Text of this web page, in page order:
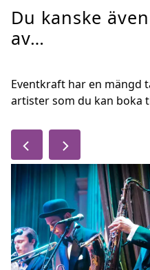
Du kanske
av…
Eventkraft har en mängd
artister som du kan boka